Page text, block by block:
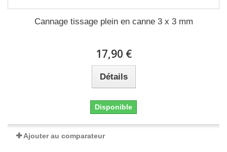
Cannage tissage plein en canne 3 x 3 mm
17,90 €
Détails
Disponible
Ajouter au comparateur